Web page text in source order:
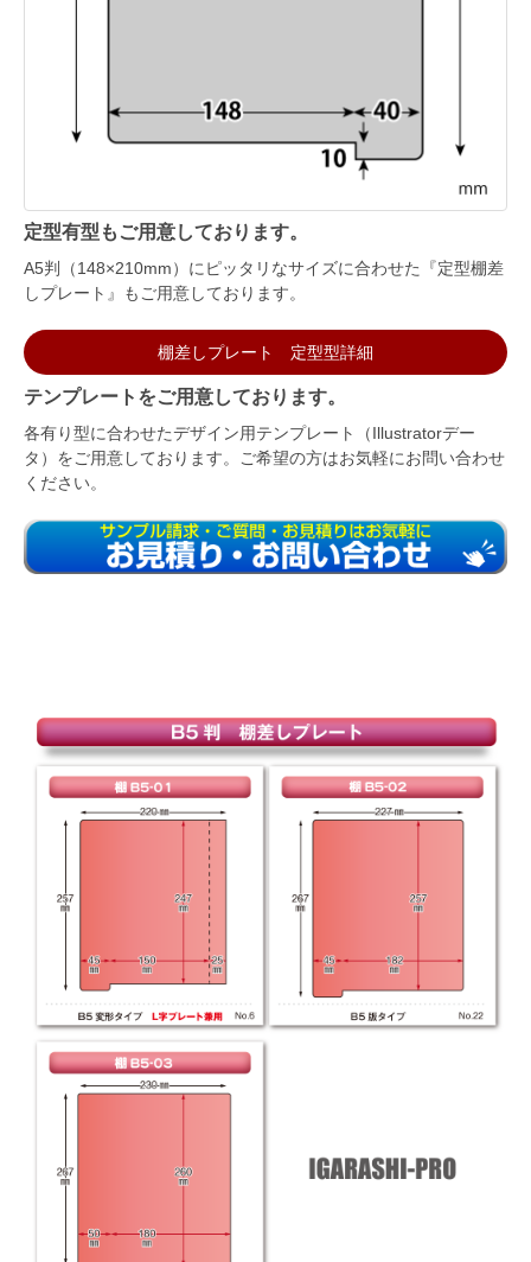
定型有型もご用意しております。
A5判（148×210mm）にピッタリなサイズに合わせた『定型棚差
しプレート』もご用意しております。
棚差しプレート 定型型詳細
テンプレートをご用意しております。
各有り型に合わせたデザイン用テンプレート（Illustratorデー
タ）をご用意しております。ご希望の方はお気軽にお問い合わせ
ください。